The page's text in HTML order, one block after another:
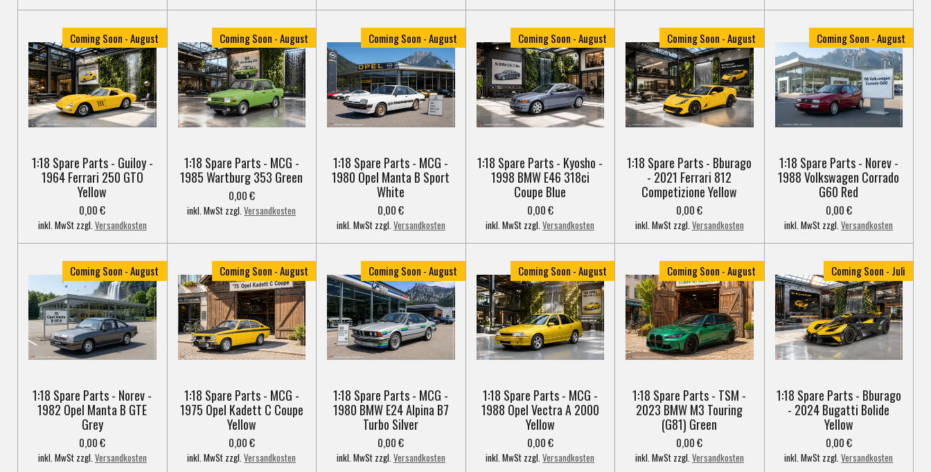
Coming Soon - August
1:18 Spare Parts - Guiloy -
1964 Ferrari 250 GTO
Yellow
0,00 €
inkl. MwSt zzgl. Versandkosten
Coming Soon - August
1:18 Spare Parts - MCG -
1985 Wartburg 353 Green
0,00 €
inkl. MwSt zzgl.Versandkosten
Coming Soon - August
1:18 Spare Parts - MCG -
1980 Opel Manta B Sport
White
0,00 €
inkl. MwSt zzgl. Versandkosten
Coming Soon - August
1:18 Spare Parts - Kyosho -
1998 BMW E46 318ci
Coupe Blue
0,00 €
inkl. MwSt zzgl.Versandkosten
Coming Soon - August
1:18 Spare Parts - Bburago
- 2021 Ferrari 812
Competizione Yellow
0,00 €
inkl. MwSt zzgl. Versandkosten
Coming Soon - August
1:18 Spare Parts - Norev -
1988 Volkswagen Corrado
G60 Red
0,00 €
inkl. MwSt zzgl.Versandkosten
Coming Soon - August
1:18 Spare Parts - Norev -
1982 Opel Manta B GTE
Grey
0,00 €
inkl. MwSt zzgl.Versandkosten
Coming Soon - August
1:18 Spare Parts - MCG -
1975 Opel Kadett C Coupe
Yellow
0,00 €
inkl. MwSt zzgl.Versandkosten
Coming Soon - August
1:18 Spare Parts - MCG -
1980 BMW E24 Alpina B7
Turbo Silver
0,00 €
inkl. MwSt zzgl.Versandkosten
Coming Soon - August
1:18 Spare Parts - MCG -
1988 Opel Vectra A 2000
Yellow
0,00 €
inkl. MwSt zzgl.Versandkosten
Coming Soon - August
1:18 Spare Parts - TSM -
2023 BMW M3 Touring
(G81) Green
0,00 €
inkl. MwSt zzgl.Versandkosten
Coming Soon - Juli
1:18 Spare Parts - Bburago
- 2024 Bugatti Bolide
Yellow
0,00 €
inkl. MwSt zzgl.Versandkosten